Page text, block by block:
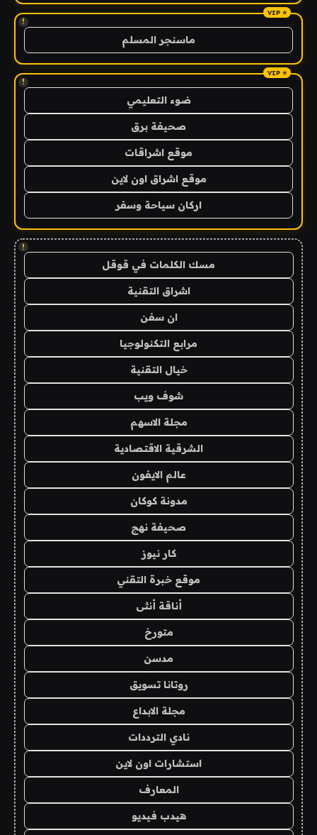
!
ماسنجر المسلم
!
ضوء التعليمي
صحيفة برق
موقع اشراقات
موقع اشراق اون لاين
اركان سياحة وسفر
!
مسك الكلمات في قوقل
اشراق التقنية
ان سفن
مرابع التكنولوجيا
خيال التقنية
شوف ويب
مجلة الاسهم
الشرقية الاقتصادية
عالم الايفون
مدونة كوكان
صحيفة نهج
كار نيوز
موقع خبرة التقني
أناقة أنثى
متورخ
مدسن
روتانا تسويق
مجلة الابداع
نادي الترددات
استشارات اون لاين
المعارف
هيدب فيديو